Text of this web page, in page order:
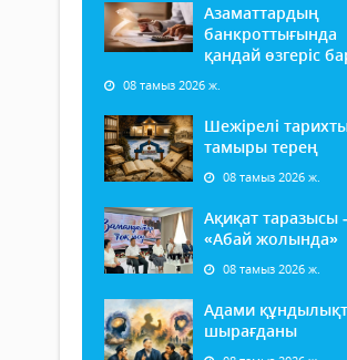
Азаматтардың
банкроттығында
қандай өзгеріс
08 тамыз 2026 ж.
Шежірелі
тамыры терең
08 тамыз 2026 ж.
Ақиқат таразысы
«Абай жолында»
08 тамыз 2026 ж.
Адами
шырағданы